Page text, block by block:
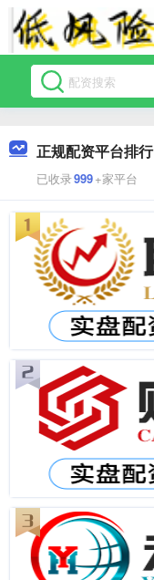
正规配资平台排行
已收录999+家平台